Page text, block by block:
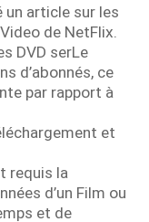
un article sur les
de NetFlix.
DVD serLe
d’abonnés, ce
par rapport à
et
requis la
d’un Film ou
et de